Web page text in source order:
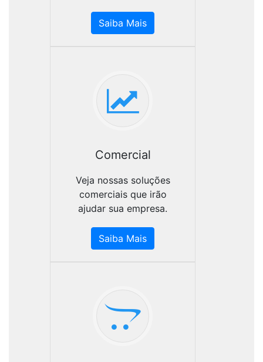
Saiba Mais
Comercial
Veja nossas soluções
comerciais que irão
ajudar sua empresa.
Saiba Mais